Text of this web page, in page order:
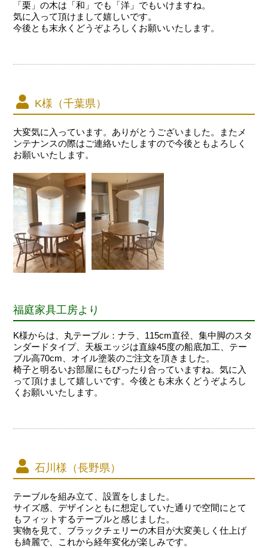
「栗」の木は「和」でも「洋」でもいけますね。
気に入って頂けまして嬉しいです。
今後とも末永くどうぞよろしくお願いいたします。
K様（千葉県）
大変気に入っています。ありがとうございました。またメ
ンテナンスの際はご連絡いたしますので今後ともよろしく
お願いいたします。
福庭家具工房より
K様からは、丸テーブル：ナラ、115cm直径、集中脚のスタ
ンダードタイプ、天板エッジは直線45度の船底加工、テー
ブル高70cm、オイル塗装のご注文を頂きました。
椅子と明るいお部屋にもぴったり合っていますね。気に入
って頂けまして嬉しいです。今後とも末永くどうぞよろし
くお願いいたします。
石川様（長野県）
テーブルを組み立て、設置をしました。
サイズ感、デザインともに想定していた通りで空間にとて
もフィットするテーブルと感じました。
実物を見て、ブラックチェリーの木目が大変美しく仕上げ
も綺麗で、これから経年変化が楽しみです。